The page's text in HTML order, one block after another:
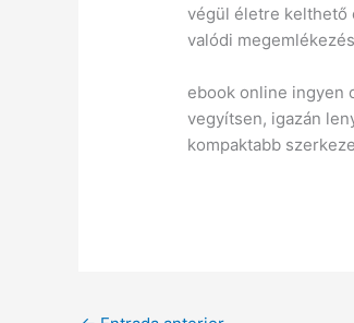
végül életre kelthető
valódi
ebook online ingyen
vegyítsen, igazán
kompaktabb